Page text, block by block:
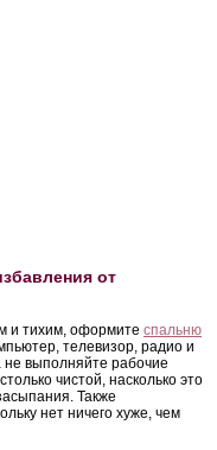
от
и тихим, оформите спальню
телевизор, радио и
не выполняйте рабочие
чистой, насколько это
Также
нет ничего хуже, чем